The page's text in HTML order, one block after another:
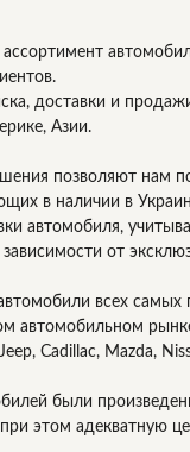
доставки и
Азии.
позволяют нам
в наличии в
автомобиля,
от
всех самых
автомобильном
Cadillac, Mazda,
были
этом адекватную